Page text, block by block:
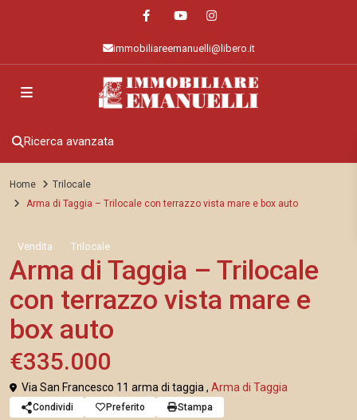
immobiliareemanuelli@libero.it
Ricerca avanzata
Home
Trilocale
Arma di Taggia – Trilocale con terrazzo vista mare e box auto
Vendita Trilocale
Arma di Taggia – Trilocale
con terrazzo vista mare e
box auto
€335.000
Via San Francesco 11 arma di taggia , Arma di Taggia
Condividi Preferito Stampa